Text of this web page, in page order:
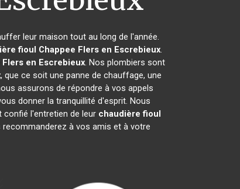
leur maison tout au long de l'année.
fioul Chappee Flers en Escrebieux.
Flers en Escrebieux. Nos plombiers sont
, que ce soit une panne de chauffage, une
assurons de répondre à vos appels
donner la tranquillité d'esprit. Nous
l'entretien de leur chaudière fioul
à vos amis et à votre